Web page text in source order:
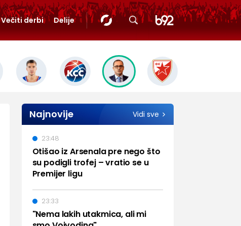
Večiti derbi Delije
Najnovije Vidi sve
Otišao iz Arsenala pre nego što
su podigli trofej – vratio se u
Premijer ligu
23:48
"Nema lakih utakmica, ali mi
23:33